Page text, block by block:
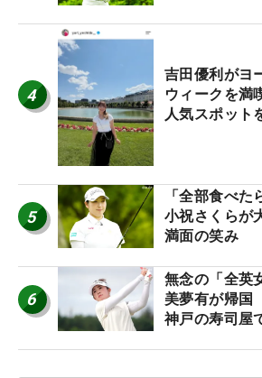
4
吉田優利がヨ
ウィークを
人気スポット
5
「全部食べた
小祝さくらが
満面の笑み
6
無念の「全英
美夢有が帰
神戸の寿司屋